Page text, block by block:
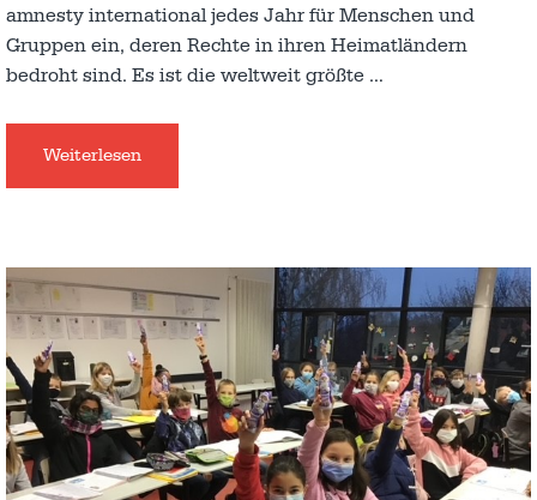
amnesty international jedes Jahr für Menschen und
Gruppen ein, deren Rechte in ihren Heimatländern
bedroht sind. Es ist die weltweit größte …
Weiterlesen